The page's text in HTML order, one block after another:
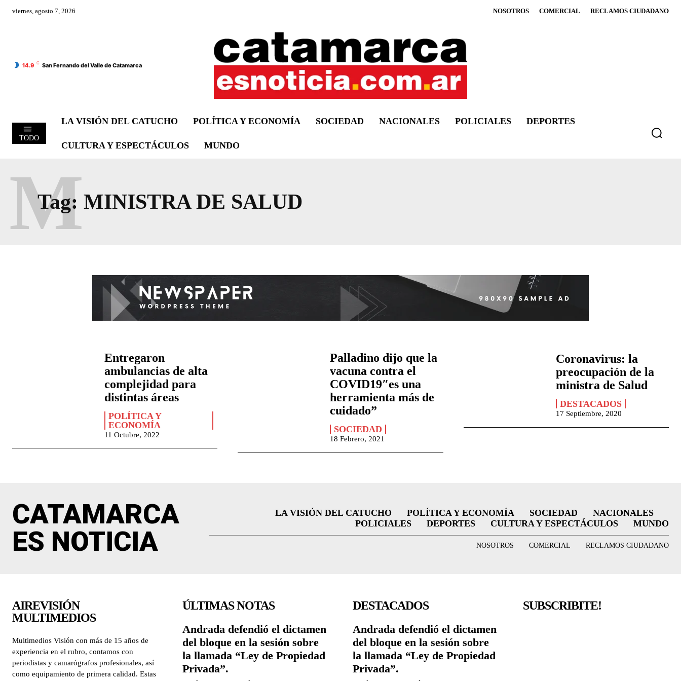
viernes, agosto 7, 2026 NOSOTROS COMERCIAL RECLAMOS CIUDADANO
14.9 C San Fernando del Valle de Catamarca
TODO
LA VISIÓN DEL CATUCHO POLÍTICA Y ECONOMÍA SOCIEDAD NACIONALES POLICIALES DEPORTES
CULTURA Y ESPECTÁCULOS MUNDO
Tag: MINISTRA DE SALUD
M
Entregaron
ambulancias de alta
complejidad para
distintas áreas
POLÍTICA Y
ECONOMÍA
11 Octubre, 2022
Palladino dijo que la
vacuna contra el
COVID19″es una
herramienta más de
cuidado”
SOCIEDAD
18 Febrero, 2021
Coronavirus: la
preocupación de la
ministra de Salud
DESTACADOS
17 Septiembre, 2020
CATAMARCA
ES NOTICIA
LA VISIÓN DEL CATUCHO POLÍTICA Y ECONOMÍA SOCIEDAD
NACIONALES
POLICIALES
DEPORTES CULTURA Y ESPECTÁCULOS MUNDO
NOSOTROS COMERCIAL RECLAMOS CIUDADANO
AIREVISIÓN
MULTIMEDIOS
Multimedios Visión con más de 15 años de
experiencia en el rubro, contamos con
periodistas y camarógrafos profesionales, así
como equipamiento de primera calidad. Estas
ÚLTIMAS NOTAS
Andrada defendió el dictamen
del bloque en la sesión sobre
la llamada “Ley de Propiedad
Privada”.
DESTACADOS
Andrada defendió el dictamen
del bloque en la sesión sobre
la llamada “Ley de Propiedad
Privada”.
SUBSCRIBITE!